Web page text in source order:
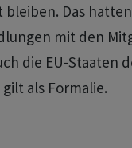
Das
mit den
die EU-Staaten
als Formalie.